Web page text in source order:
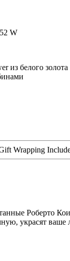
W
из белого золота
Wrapping
Роберто
украсят